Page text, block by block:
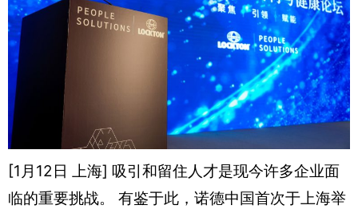
[1月12日 上海] 吸引和留住人才是现今许多企业面
临的重要挑战。 有鉴于此，诺德中国首次于上海举